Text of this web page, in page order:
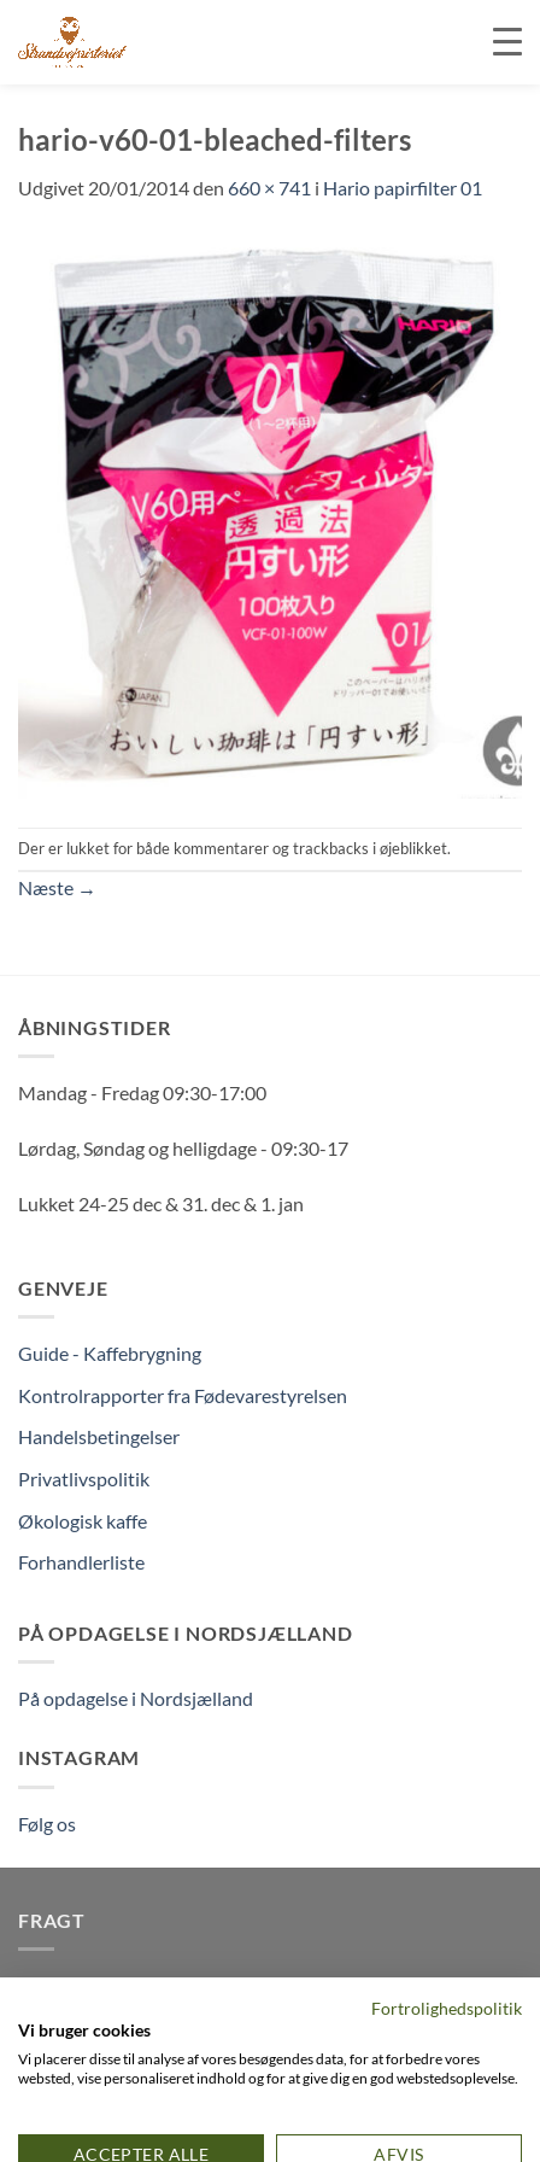
indhold
hario-v60-01-bleached-filters
Udgivet 20/01/2014den 660 × 741 i Hario papirfilter 01
Der er lukket for både kommentarer og trackbacks i øjeblikket.
Næste →
ÅBNINGSTIDER
Mandag - Fredag 09:30-17:00
Lørdag, Søndag og helligdage - 09:30-17
Lukket 24-25 dec & 31. dec & 1. jan
GENVEJE
Guide - Kaffebrygning
Kontrolrapporter fra Fødevarestyrelsen
Handelsbetingelser
Privatlivspolitik
Økologisk kaffe
Forhandlerliste
PÅ OPDAGELSE I NORDSJÆLLAND
På opdagelse i Nordsjælland
INSTAGRAM
Følg os
FRAGT
på alle pakker - Husk der er fri
levering på alle ordre over DKK395
Visa PayPal Stripe MasterCard
Cash
Fortrolighedspolitik
Vi bruger cookies
Vi placerer disse til analyse af vores besøgendes data, for at forbedre vores
websted, vise personaliseret indhold og for at give dig en god webstedsoplevelse.
ACCEPTER ALLE AFVIS